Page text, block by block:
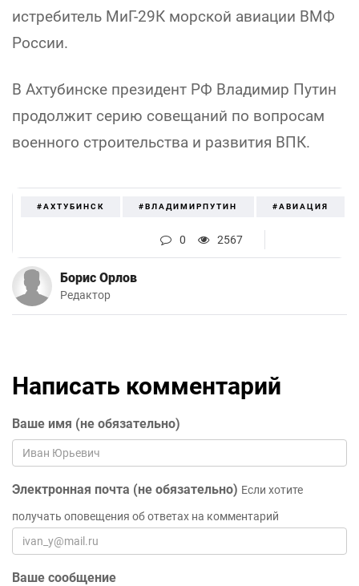
истребитель МиГ-29К морской авиации ВМФ
России.
В Ахтубинске президент РФ Владимир Путин
продолжит серию совещаний по вопросам
военного строительства и развития ВПК.
#АХТУБИНСК #ВЛАДИМИРПУТИН #АВИАЦИЯ
0 2567
Борис Орлов
Редактор
Написать комментарий
Ваше имя (не обязательно)
Электронная почта (не обязательно) Если хотите
получать оповещения об ответах на комментарий
Ваше сообщение